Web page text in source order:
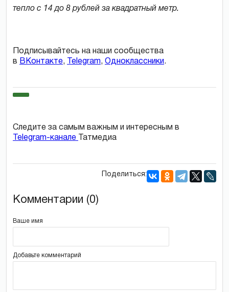
тепло с 14 до 8 рублей за квадратный метр.
Подписывайтесь на наши сообщества
в ВКонтакте, Telegram, Одноклассники.
Следите за самым важным и интересным в
Telegram-канале
Татмедиа
Поделиться:
Комментарии (0)
Ваше имя
Добавьте комментарий